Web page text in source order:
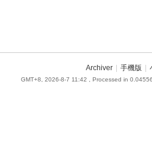
Archiver 手機版
GMT+8, 2026-8-7 11:42 , Processed in